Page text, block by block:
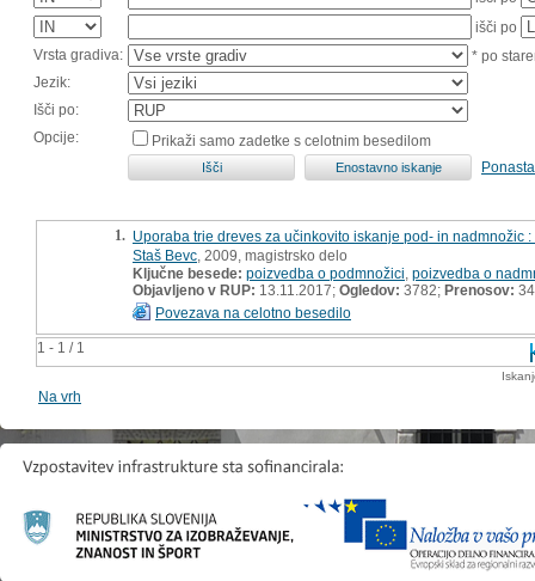
išči po
Vrsta gradiva:
* po
Jezik:
Išči po:
Opcije:
Prikaži samo zadetke s celotnim besedilom
1 - 1 / 1
1. Uporaba trie dreves za učinkovito iskanje pod- in nadmnožic
Staš Bevc , 2009, magistrsko delo
Ključne besede: poizvedba o podmnožici poizvedba o
Objavljeno v RUP: 13.11.2017; Ogledov: 3782; Prenosov: 34
Povezava na celotno besedilo
Na vrh